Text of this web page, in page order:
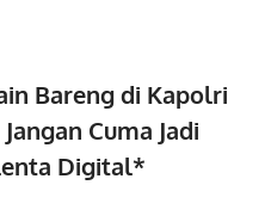
Bareng di Kapolri
Cuma Jadi
Digital*